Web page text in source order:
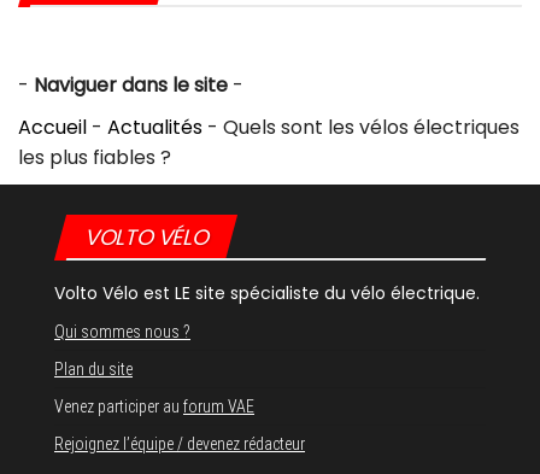
- Naviguer dans le site -
Accueil - Actualités - Quels sont les vélos électriques
les plus fiables ?
VOLTO VÉLO
Volto Vélo est LE site spécialiste du vélo électrique.
Qui sommes nous ?
Plan du site
Venez participer au forum VAE
Rejoignez l’équipe / devenez rédacteur